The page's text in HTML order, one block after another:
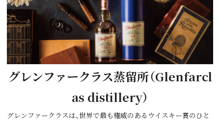
グレンファークラス蒸留所（Glenfarcl
as distillery）
グレンファークラスは、世界で最も権威のあるウイスキー賞のひと